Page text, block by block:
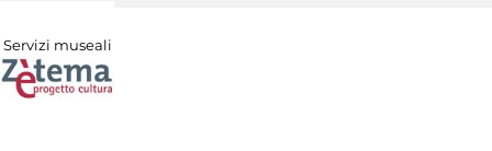
Servizi museali